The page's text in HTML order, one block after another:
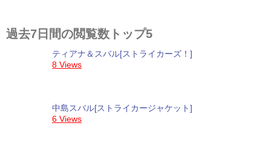
過去7日間の閲覧数トップ5
ティアナ＆スバル[ストライカーズ！]
8 Views
中島スバル[ストライカージャケット]
6 Views